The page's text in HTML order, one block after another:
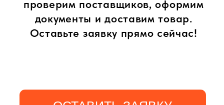
ОСТАВИТЬ ЗАЯВКУ
Безопасная доставка
Доставка товаров